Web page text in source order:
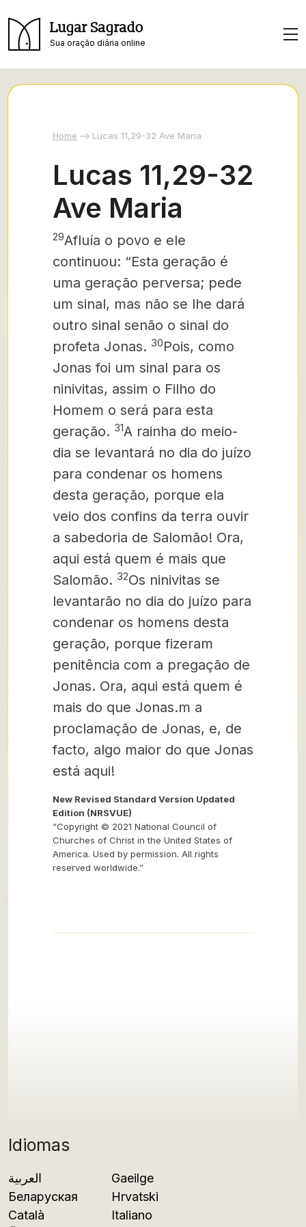
Lugar Sagrado
Sua oração diária online
Idiomas
العربية
Беларуская
Català
Gaeilge
Hrvatski
Italiano
Home Lucas 11,29-32 Ave Maria
Lucas 11,29-32
Ave Maria
29Afluía o povo e ele
continuou: “Esta geração é
uma geração perversa; pede
um sinal, mas não se lhe dará
outro sinal senão o sinal do
profeta Jonas. 30Pois, como
Jonas foi um sinal para os
ninivitas, assim o Filho do
Homem o será para esta
geração. 31A rainha do meio-
dia se levantará no dia do juízo
para condenar os homens
desta geração, porque ela
veio dos confins da terra ouvir
a sabedoria de Salomão! Ora,
aqui está quem é mais que
Salomão. 32Os ninivitas se
levantarão no dia do juízo para
condenar os homens desta
geração, porque fizeram
penitência com a pregação de
Jonas. Ora, aqui está quem é
mais do que Jonas.m a
proclamação de Jonas, e, de
facto, algo maior do que Jonas
está aqui!
New Revised Standard Version Updated
Edition (NRSVUE)
“Copyright © 2021 National Council of
Churches of Christ in the United States of
America. Used by permission. All rights
reserved worldwide.”